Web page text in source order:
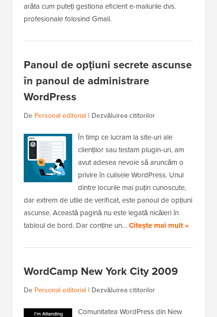
arăta cum puteți gestiona eficient e-mailurile dvs.
profesionale folosind Gmail.
Panoul de opțiuni secrete ascunse
în panoul de administrare
WordPress
De Personal editorial | Dezvăluirea cititorilor
În timp ce lucram la site-uri ale
clienților sau testam plugin-uri, am
avut adesea nevoie să aruncăm o
privire în culisele WordPress. Unul
dintre locurile mai puțin cunoscute,
dar extrem de utile de verificat, este panoul de opțiuni
ascunse. Această pagină nu este legată nicăieri în
tabloul de bord. Dar conține un…Citește mai mult »
WordCamp New York City 2009
De Personal editorial | Dezvăluirea cititorilor
Comunitatea WordPress din New